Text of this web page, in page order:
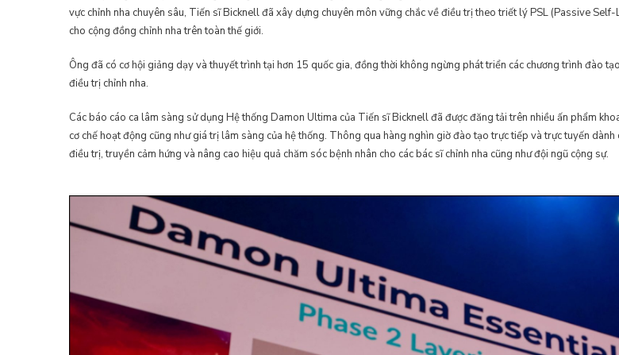
vực chỉnh nha chuyên sâu, Tiến sĩ Bicknell đã xây dựng chuyên môn vững chắc về điều trị theo triết lý PSL (Passive
cho cộng đồng chỉnh nha trên toàn thế giới.
Ông đã có cơ hội giảng dạy và thuyết trình tại hơn 15 quốc gia, đồng thời không ngừng phát triển các chương trình đào
điều trị chỉnh nha.
Các báo cáo ca lâm sàng sử dụng Hệ thống Damon Ultima của Tiến sĩ Bicknell đã được đăng tải trên nhiều ấn phẩm
cơ chế hoạt động cũng như giá trị lâm sàng của hệ thống. Thông qua hàng nghìn giờ đào tạo trực tiếp và trực tuyến
điều trị, truyền cảm hứng và nâng cao hiệu quả chăm sóc bệnh nhân cho các bác sĩ chỉnh nha cũng như đội ngũ cộng sự.